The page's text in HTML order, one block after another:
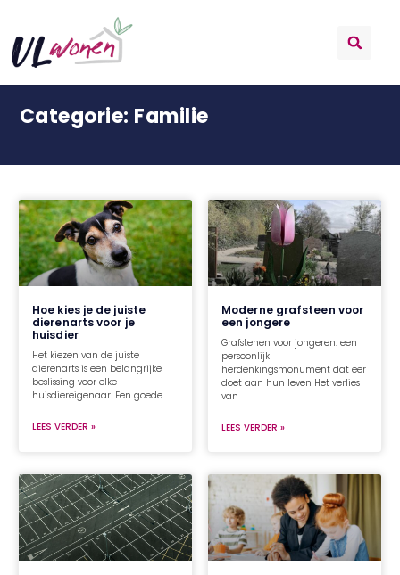
Categorie: Familie
Hoe kies je de juiste
dierenarts voor je
huisdier
Het kiezen van de juiste
dierenarts is een belangrijke
beslissing voor elke
huisdiereigenaar. Een goede
LEES VERDER »
Moderne grafsteen voor
een jongere
Grafstenen voor jongeren: een
persoonlijk
herdenkingsmonument dat eer
doet aan hun leven Het verlies
van
LEES VERDER »